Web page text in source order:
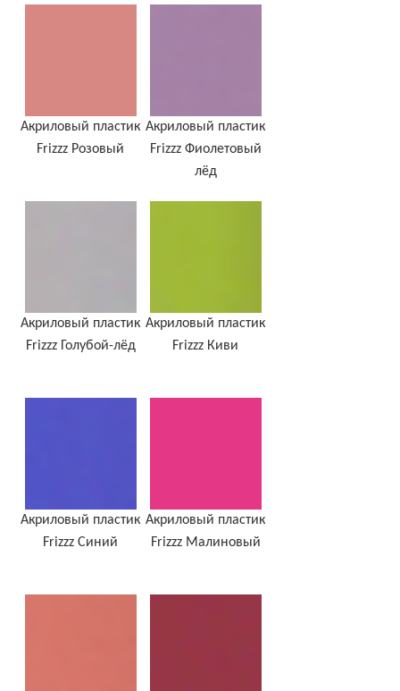
Акриловый пластик
Frizzz Розовый
Акриловый пластик
Frizzz Фиолетовый
лёд
Акриловый пластик
Frizzz Голубой-лёд
Акриловый пластик
Frizzz Киви
Акриловый пластик
Frizzz Синий
Акриловый пластик
Frizzz Малиновый